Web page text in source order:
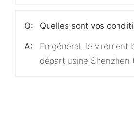
Q: Quelles sont vos
A:
En général, le virement
départ usine Shenzhen